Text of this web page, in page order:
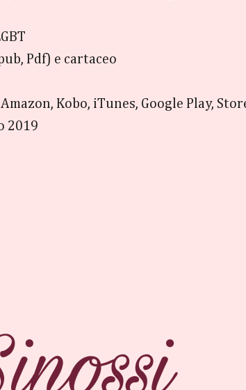
Pdf) e cartaceo
Kobo, iTunes, Google Play,
2019